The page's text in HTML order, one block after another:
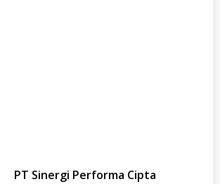
PT Sinergi Performa Cipta